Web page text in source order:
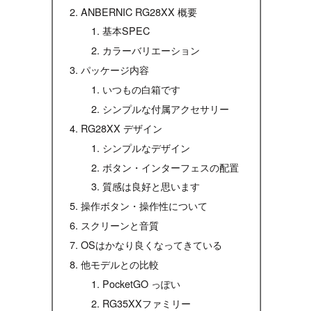
ANBERNIC RG28XX 概要
基本SPEC
カラーバリエーション
パッケージ内容
いつもの白箱です
シンプルな付属アクセサリー
RG28XX デザイン
シンプルなデザイン
ボタン・インターフェスの配置
質感は良好と思います
操作ボタン・操作性について
スクリーンと音質
OSはかなり良くなってきている
他モデルとの比較
PocketGO っぽい
RG35XXファミリー